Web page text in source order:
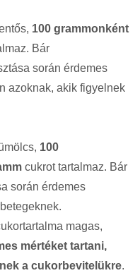
100 grammonként
Bár
során érdemes
azoknak, akik figyelnek
100
cukrot tartalmaz. Bár
során érdemes
magas,
mértéket tartani,
a cukorbevitelükre.